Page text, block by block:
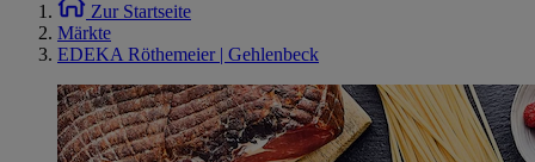
Zur Startseite
Märkte
EDEKA Röthemeier | Gehlenbeck